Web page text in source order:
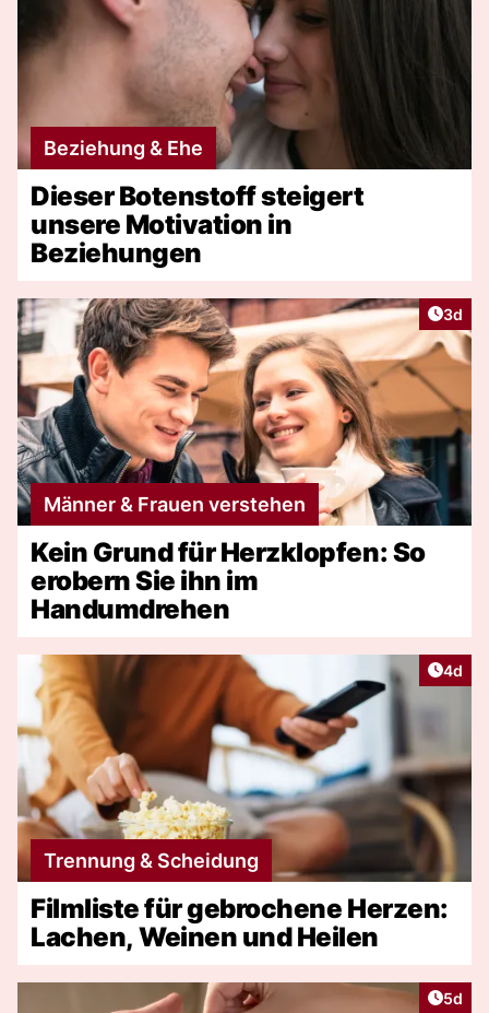
Beziehung & Ehe
Dieser Botenstoff steigert
unsere Motivation in
Beziehungen
3d
Männer & Frauen verstehen
Kein Grund für Herzklopfen: So
erobern Sie ihn im
Handumdrehen
4d
Trennung & Scheidung
Filmliste für gebrochene Herzen:
Lachen, Weinen und Heilen
5d